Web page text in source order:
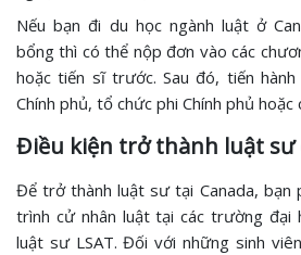
Nếu bạn đi du học ngành luật ở
bổng thì có thể nộp đơn vào các
hoặc tiến sĩ trước. Sau đó, tiến
Chính phủ, tổ chức phi Chính phủ
Điều kiện trở thành luật sư
Để trở thành luật sư tại Canada, bạn
trình cử nhân luật tại các trường đại
luật sư LSAT. Đối với những sinh viên